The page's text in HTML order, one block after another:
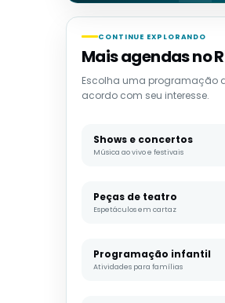
CONTINUE EXPLORANDO
Mais agendas no
Escolha uma programação
acordo com seu interesse.
Shows e concertos
Música ao vivo e festivais
Peças de teatro
Espetáculos em cartaz
Programação infantil
Atividades para famílias